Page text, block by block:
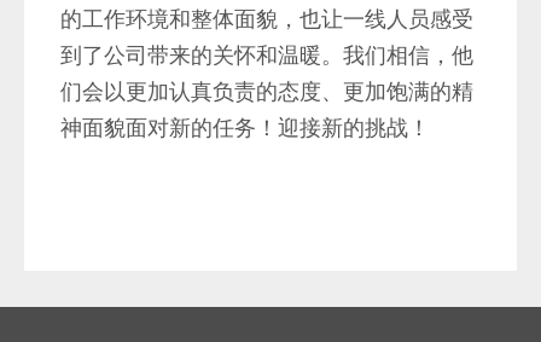
的工作环境和整体面貌，也让一线人员感受
到了公司带来的关怀和温暖。我们相信，他
们会以更加认真负责的态度、更加饱满的精
神面貌面对新的任务！迎接新的挑战！